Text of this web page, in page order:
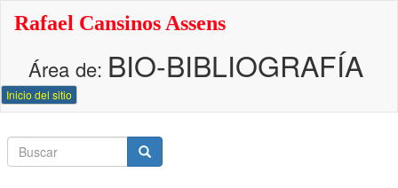
principal
Rafael Cansinos Assens
Área de: BIO-BIBLIOGRAFÍA
Inicio del sitio
Buscar
Buscar
Buscar